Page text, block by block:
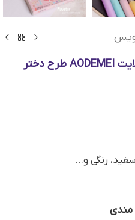
ست 9 عددی روان نویس مون لایت AODEMEI طرح دختر
رنگی و…
مندی